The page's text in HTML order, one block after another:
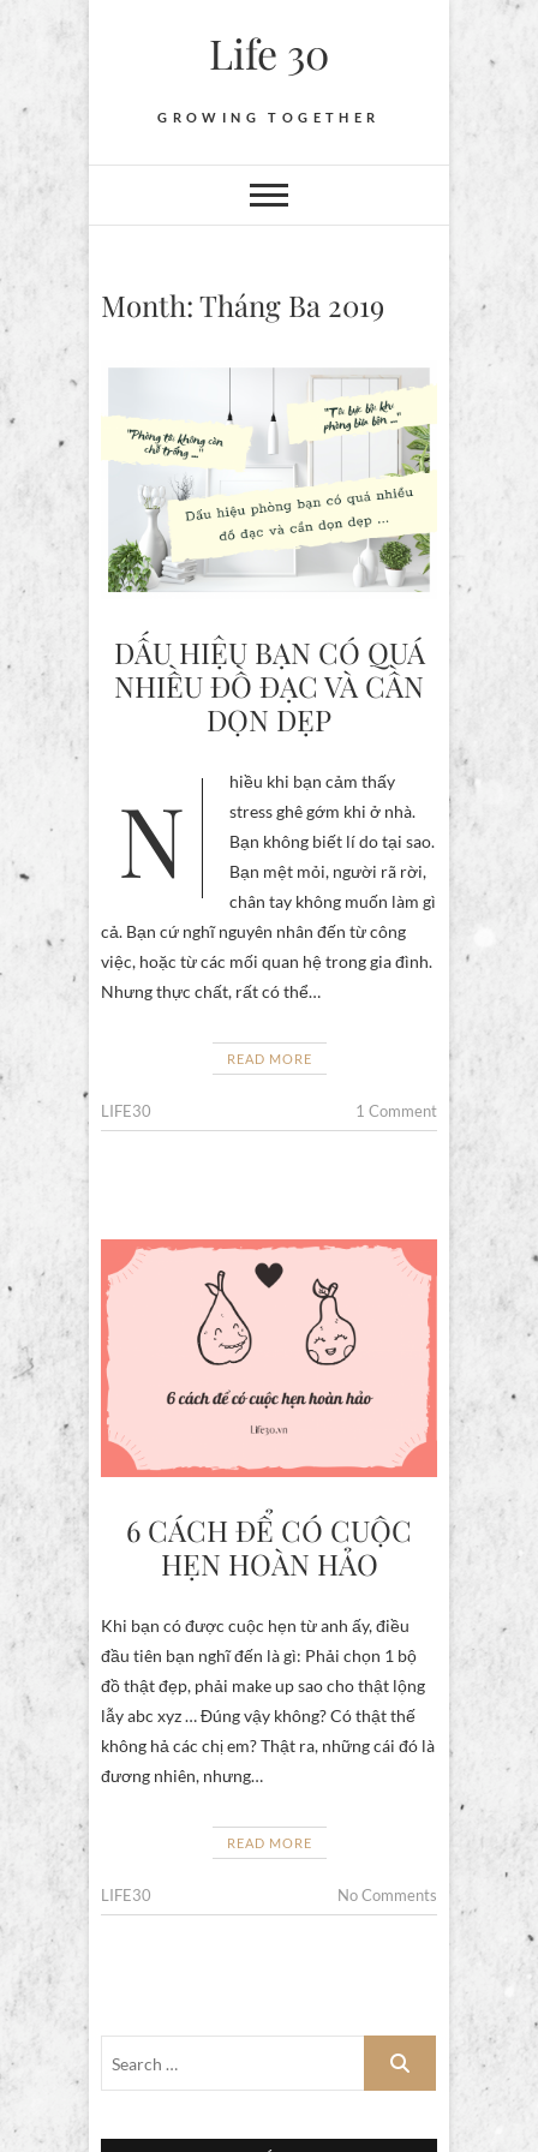
Life 30
GROWING TOGETHER
Month:Tháng Ba 2019
DẤU HIỆU BẠN CÓ QUÁ
NHIỀU ĐỒ ĐẠC VÀ CẦN
DỌN DẸP
Nhiều khi bạn cảm thấy
stress ghê gớm khi ở nhà.
Bạn không biết lí do tại sao.
Bạn mệt mỏi, người rã rời,
chân tay không muốn làm gì
cả. Bạn cứ nghĩ nguyên nhân đến từ công
việc, hoặc từ các mối quan hệ trong gia đình.
Nhưng thực chất, rất có thể…
READ MORE
LIFE30 1 Comment
6 CÁCH ĐỂ CÓ CUỘC
HẸN HOÀN HẢO
Khi bạn có được cuộc hẹn từ anh ấy, điều
đầu tiên bạn nghĩ đến là gì: Phải chọn 1 bộ
đồ thật đẹp, phải make up sao cho thật lộng
lẫy abc xyz … Đúng vậy không? Có thật thế
không hả các chị em? Thật ra, những cái đó là
đương nhiên, nhưng…
READ MORE
LIFE30 No Comments